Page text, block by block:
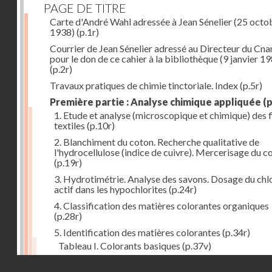
PAGE DE TITRE
Carte d'André Wahl adressée à Jean Sénelier (25
1938) (p.1r)
Courrier de Jean Sénelier adressé au Directeur du
pour le don de ce cahier à la bibliothèque (9 janvier
(p.2r)
Travaux pratiques de chimie tinctoriale. Index(p.5r)
Première partie : Analyse chimique appliquée
1. Etude et analyse (microscopique et chimique) des
textiles (p.10r)
2. Blanchiment du coton. Recherche qualitative de
l'hydrocellulose (indice de cuivre). Mercerisage du
(p.19r)
3. Hydrotimétrie. Analyse des savons. Dosage du
actif dans les hypochlorites (p.24r)
4. Classification des matières colorantes organiques
(p.28r)
5. Identification des matières colorantes (p.34r)
Tableau I. Colorants basiques (p.37v)